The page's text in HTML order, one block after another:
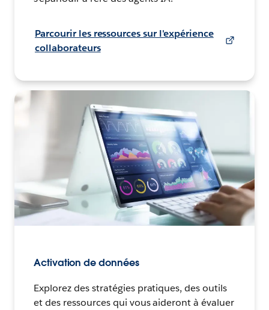
Parcourir les ressources sur l'expérience
collaborateurs
Activation de données
Explorez des stratégies pratiques, des outils
et des ressources qui vous aideront à évaluer